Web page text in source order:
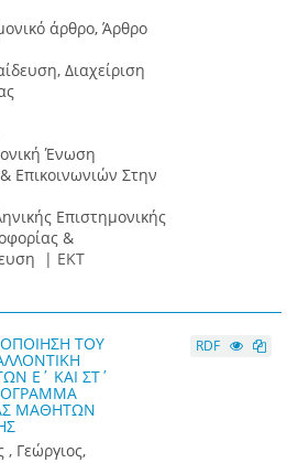
άρθρο, Άρθρο
Διαχείριση
Ένωση
Επικοινωνιών Στην
Επιστημονικής
&
| ΕΚΤ
ΤΟΥ
Ε΄ ΚΑΙ ΣΤ΄
ΜΑΘΗΤΩΝ
Γεώργιος,
RDF